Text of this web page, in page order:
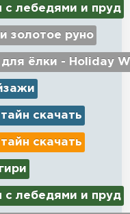
лебедями и пруд
золотое руно
ёлки - Holiday
скачать
скачать
лебедями и пруд